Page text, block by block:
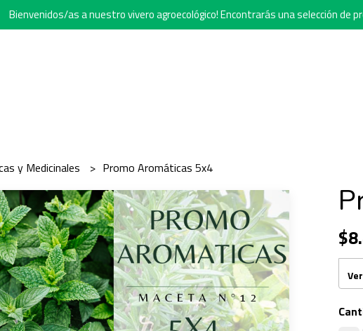
Bienvenidos/as a nuestro vivero agroecológico! Encontrarás una selección de
y Medicinales Promo Aromáticas 5x4